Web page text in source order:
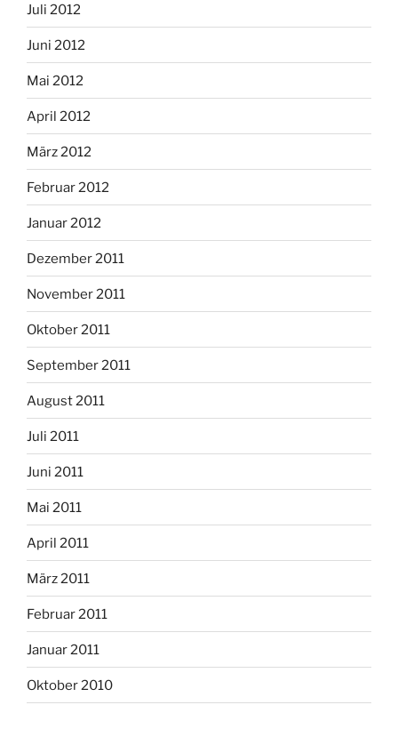
Juli 2012
Juni 2012
Mai 2012
April 2012
März 2012
Februar 2012
Januar 2012
Dezember 2011
November 2011
Oktober 2011
September 2011
August 2011
Juli 2011
Juni 2011
Mai 2011
April 2011
März 2011
Februar 2011
Januar 2011
Oktober 2010